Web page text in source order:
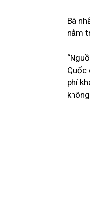
Bà
nằm
Quốc
phí